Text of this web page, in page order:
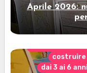
Aprile 2026:
costruire
dai 3 ai 6